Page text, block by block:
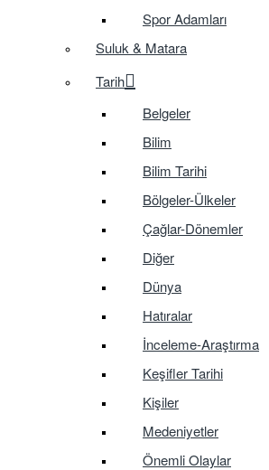
Spor Adamları
Suluk & Matara
Tarih
Belgeler
Bilim
Bilim Tarihi
Bölgeler-Ülkeler
Çağlar-Dönemler
Diğer
Dünya
Hatıralar
İnceleme-Araştırma
Keşifler Tarihi
Kişiler
Medeniyetler
Önemli Olaylar